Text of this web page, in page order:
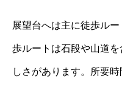
展望台へは主に徒歩ル
歩ルートは石段や山道
しさがあります。所要